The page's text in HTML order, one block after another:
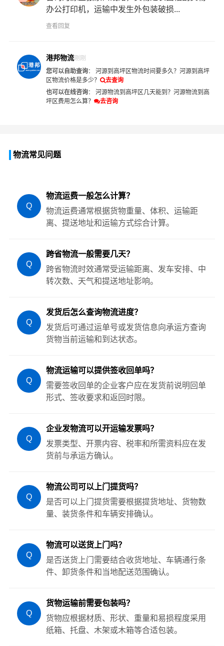
办公打印机，运输中发生外包装破损...
查看回复
港邦物流刚刚
您可以自助查询： 河源到高坪区物流时间要多久？ 河源到高坪
区物流价格是多少？
去查询
也可以在线咨询： 河源物流到高坪区几天能到？ 河源物流到高
坪区费用怎么算？
去咨询
物流常见问题
Q
物流运费一般怎么计算？
物流运费通常根据货物重量、体积、运输距
离、提送地址和运输方式综合计算。
Q
跨省物流一般需要几天？
跨省物流时效通常受运输距离、发车安排、中
转次数、天气和提送地址影响。
Q
发货后怎么查询物流进度？
发货后可通过运单号或发货信息向承运方查询
货物当前运输和到达状态。
Q
物流运输可以提供签收回单吗？
需要签收回单的企业客户应在发货前说明回单
形式、签收要求和返回时限。
Q
企业发物流可以开运输发票吗？
发票类型、开票内容、税率和所需资料应在发
货前与承运方确认。
Q
物流公司可以上门提货吗？
是否可以上门提货需要根据提货地址、货物数
量、装货条件和车辆安排确认。
Q
物流可以送货上门吗？
是否送货上门需要结合收货地址、车辆通行条
件、卸货条件和当地配送范围确认。
Q
货物运输前需要包装吗？
货物应根据材质、形状、重量和易损程度采用
纸箱、托盘、木架或木箱等合适包装。